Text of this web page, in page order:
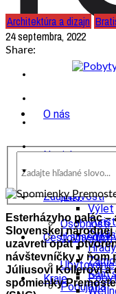
O nás
Novinky
Tipy
Výlet
Hrady
Kam
Podujatia
Zaujímavosti
Osobnosti
U susedov
Cestovný ruch
Ubytovanie
Kraje
Architektúra a dizajn
24 septembra, 2022
Share:
Esterházyho palác
Slovenskej národnej
uzavretí opäť
návštevníčky v ňom
Júliusovi Kollerovi a
spomienky